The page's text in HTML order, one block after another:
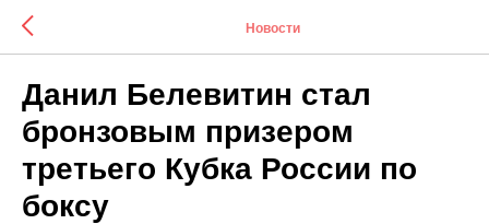
Новости
Данил Белевитин стал
бронзовым призером
третьего Кубка России по
боксу